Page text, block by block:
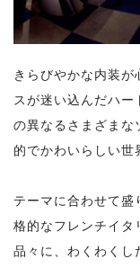
きらびやかな内装が
スが迷い込んだハ
の異なるさまざまな
的でかわいらしい世
テーマに合わせて盛
格的なフレンチイタ
品々に、わくわくし